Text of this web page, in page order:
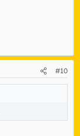
#10